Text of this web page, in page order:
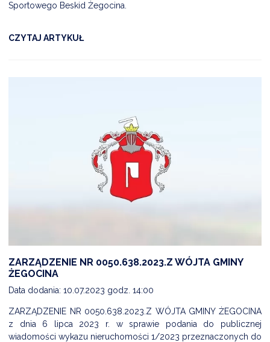
Sportowego Beskid Żegocina.
CZYTAJ ARTYKUŁ
ZARZĄDZENIE NR 0050.638.2023.Z WÓJTA GMINY
ŻEGOCINA
Data dodania: 10.07.2023 godz. 14:00
ZARZĄDZENIE NR 0050.638.2023.Z WÓJTA GMINY ŻEGOCINA
z dnia 6 lipca 2023 r. w sprawie podania do publicznej
wiadomości wykazu nieruchomości 1/2023 przeznaczonych do